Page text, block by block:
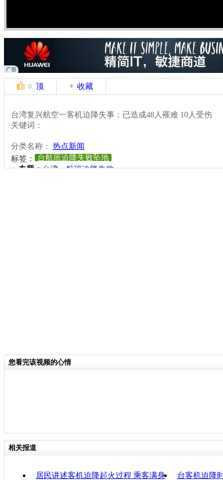
0 顶 收藏
台湾复兴航空一客机迫降失事：已造成48人罹难 10人受伤
关键词：
分类名称： 热点新闻
标签：
台航班迫降失败坠地
专题：台湾一航班迫降失败
您看完该视频的心情
相关报道
居民讲述客机迫降起火过程 乘客满身
台客机迫降